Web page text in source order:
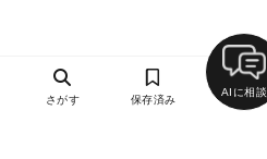
さがす 保存済み
AIに相談